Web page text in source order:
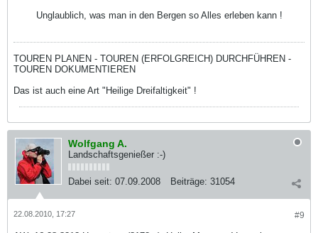
Unglaublich, was man in den Bergen so Alles erleben kann !
TOUREN PLANEN - TOUREN (ERFOLGREICH) DURCHFÜHREN -
TOUREN DOKUMENTIEREN
Das ist auch eine Art "Heilige Dreifaltigkeit" !
Wolfgang A.
Landschaftsgenießer :-)
Dabei seit: 07.09.2008 Beiträge: 31054
#9
22.08.2010, 17:27